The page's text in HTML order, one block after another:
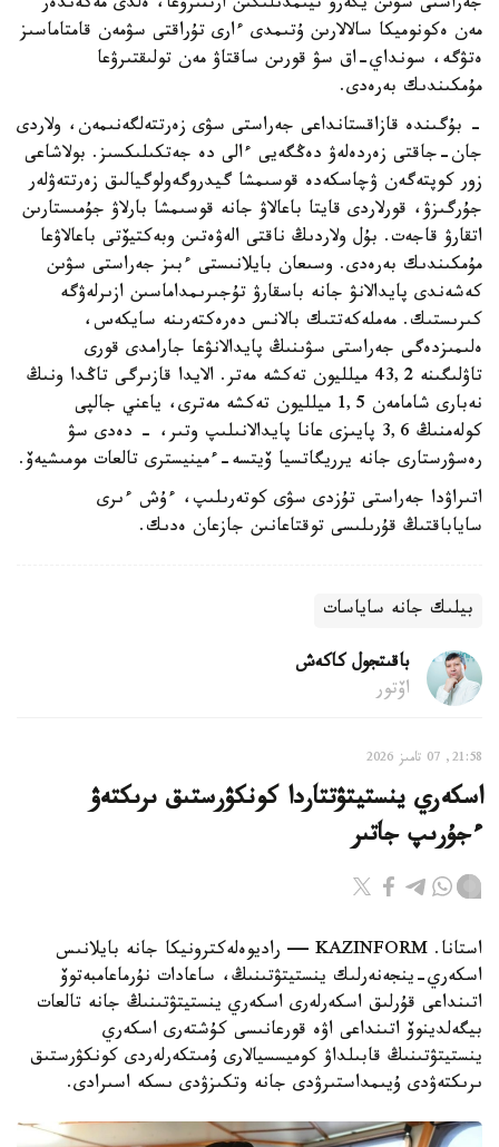
مەن ەكونوميكا سالالارىن ۇتىمدى ءارى تۇراقتى سۋمەن قامتاماسىز
ەتۋگە، سونداي-اق سۋ قورىن ساقتاۋ مەن تولىقتىرۋعا
مۇمكىندىك بەرەدى.
- بۇگىندە قازاقستانداعى جەراستى سۋى زەرتتەلگەنىمەن، ولاردى
جان-جاقتى زەردەلەۋ دەڭگەيى ءالى دە جەتكىلىكسىز. بولاشاعى
زور كوپتەگەن ۋچاسكەدە قوسىمشا گيدروگەولوگيالىق زەرتتەۋلەر
جۇرگىزۋ، قورلاردى قايتا باعالاۋ جانە قوسىمشا بارلاۋ جۇمىستارىن
اتقارۋ قاجەت. بۇل ولاردىڭ ناقتى الەۋەتىن وبەكتيۆتى باعالاۋعا
مۇمكىندىك بەرەدى. وسىعان بايلانىستى ءبىز جەراستى سۋىن
كەشەندى پايدالانۋ جانە باسقارۋ تۇجىرىمداماسىن ازىرلەۋگە
كىرىستىك. مەملەكەتتىك بالانس دەرەكتەرىنە سايكەس،
ەلىمىزدەگى جەراستى سۋىنىڭ پايدالانۋعا جارامدى قورى
تاۋلىگىنە 43,2 ميلليون تەكشە مەتر. الايدا قازىرگى تاڭدا ونىڭ
نەبارى شامامەن 1,5 ميلليون تەكشە مەترى، ياعني جالپى
كولەمنىڭ 3,6 پايىزى عانا پايدالانىلىپ وتىر، - دەدى سۋ
رەسۋرستارى جانە يرريگاتسيا ۆيتسە-ءمينيسترى تالعات مومىشيەۆ.
اتىراۋدا جەراستى تۇزدى سۋى كوتەرىلىپ، ءۇش ءىرى
ساياباقتىڭ قۇرىلىسى توقتاعانىن جازعان ەدىك.
بيلىك جانە ساياسات
باقىتجول كاكەش
اۆتور
21:58, 07 تامىز 2026
اسكەري ينستيتۋتتاردا كونكۋرستىق ىرىكتەۋ
ءجۇرىپ جاتىر
استانا. KAZINFORM — راديوەلەكترونيكا جانە بايلانىس
اسكەري-ينجەنەرلىك ينستيتۋتىنىڭ، ساعادات نۇرماعامبەتوۆ
اتىنداعى قۇرلىق اسكەرلەرى اسكەري ينستيتۋتىنىڭ جانە تالعات
بيگەلدينوۆ اتىنداعى اۋە قورعانىسى كۇشتەرى اسكەري
ينستيتۋتىنىڭ قابىلداۋ كوميسسيالارى ۇمىتكەرلەردى كونكۋرستىق
ىرىكتەۋدى ۇيىمداستىرۋدى جانە وتكىزۋدى ىسكە اسىرادى.